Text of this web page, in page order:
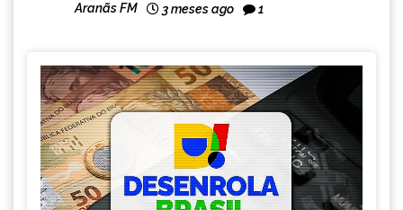
Aranãs FM 3 meses ago 1